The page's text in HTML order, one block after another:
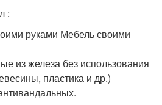
:
руками Мебель своими
из железа без использования
пластика и др.)